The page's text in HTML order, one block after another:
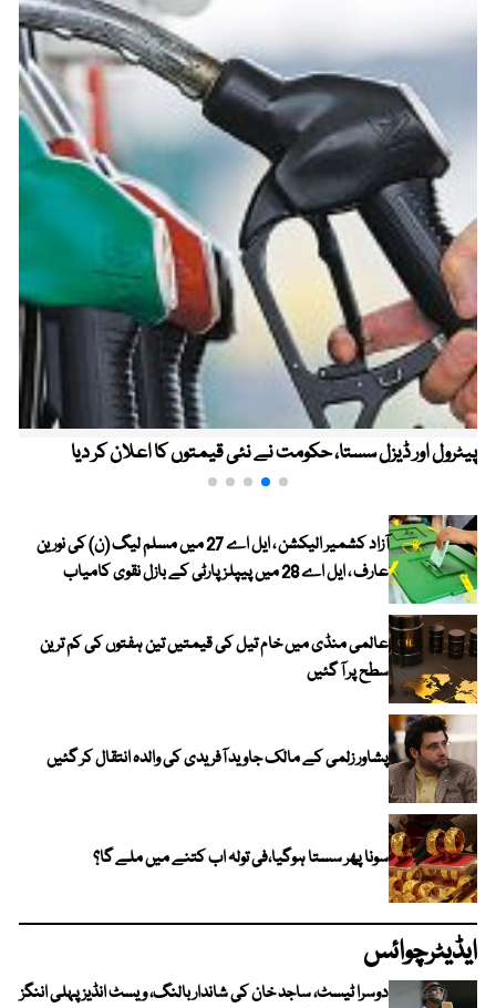
پیٹرول اور ڈیزل سستا، حکومت نے نئی قیمتوں کا اعلان کر دیا
آزاد کشمیر الیکشن ، ایل اے 27 میں مسلم لیگ (ن) کی نورین
عارف ، ایل اے 28 میں پیپلز پارٹی کے بازل نقوی کامیاب
عالمی منڈی میں خام تیل کی قیمتیں تین ہفتوں کی کم ترین
سطح پر آ گئیں
پشاور زلمی کے مالک جاوید آفریدی کی والدہ انتقال کر گئیں
سونا پھر سستا ہوگیا،فی تولہ اب کتنے میں ملے گا؟
ایڈیٹرچوائس
دوسرا ٹیسٹ، ساجد خان کی شاندار بالنگ، ویسٹ انڈیز پہلی اننگز